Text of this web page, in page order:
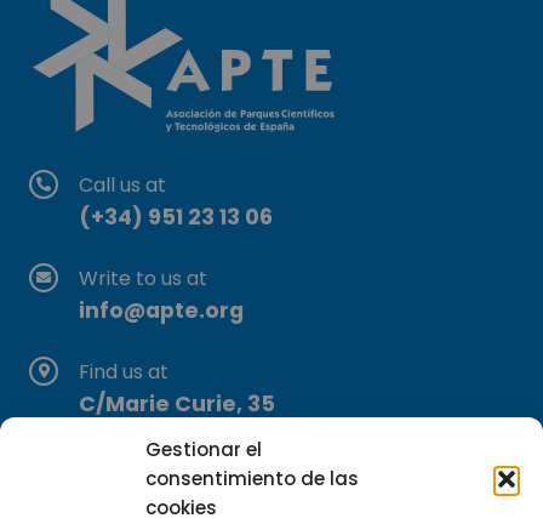
Gestionar el
consentimiento de las
cookies
Call us at
(+34) 951 23 13 06
Write to us at
info@apte.org
Find us at
C/Marie Curie, 35
29590 Campanillas, Málaga